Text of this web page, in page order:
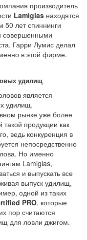
производитель
Lamiglas находятся
лет спиннинги
совершенными
Гарри Лумис делал
в этой фирме.
удилищ
является
удилищ.
рынке уже более
продукции как
ведь конкуренция в
непосредственно
Но именно
Lamiglas,
и выпускать все
выпуск удилищ,
одной из таких
PRO, которые
пор считаются
для ловли джигом.